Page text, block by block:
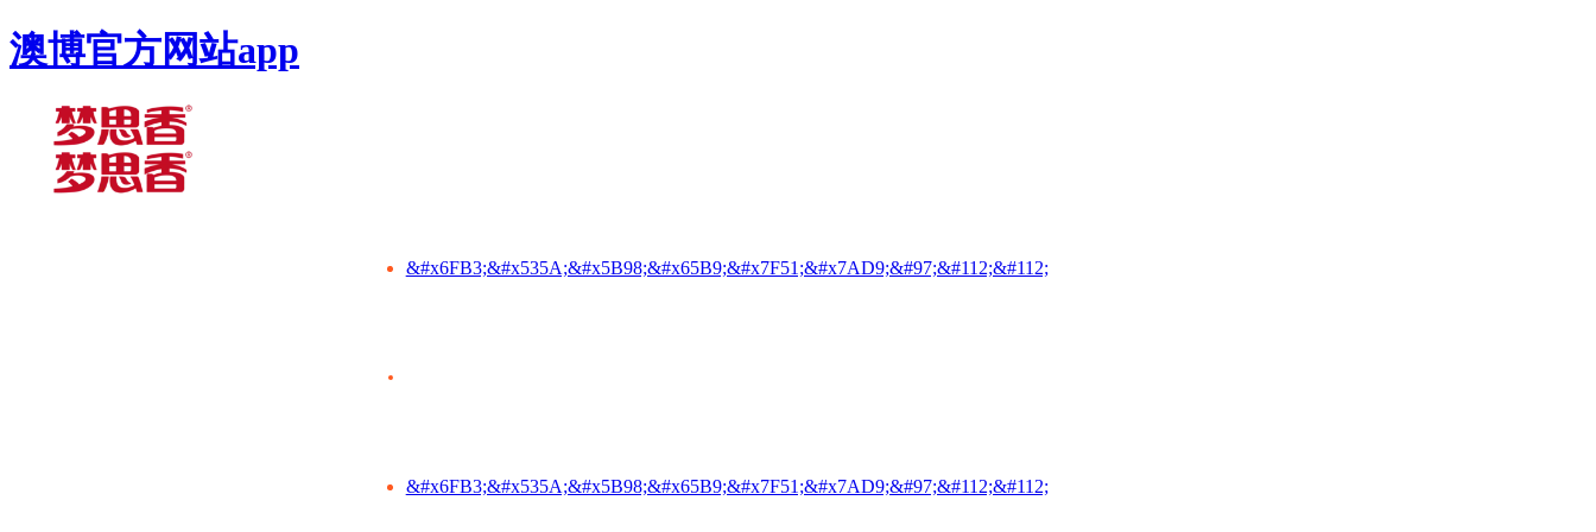
澳博官方网站app
&#x6FB3;&#x535A;&#x5B98;&#x65B9;&#x7F51;&#x7AD9;&#97;&#112;&#112;
&#x6FB3;&#x535A;&#x5B98;&#x65B9;&#x7F51;&#x7AD9;&#97;&#112;&#112;